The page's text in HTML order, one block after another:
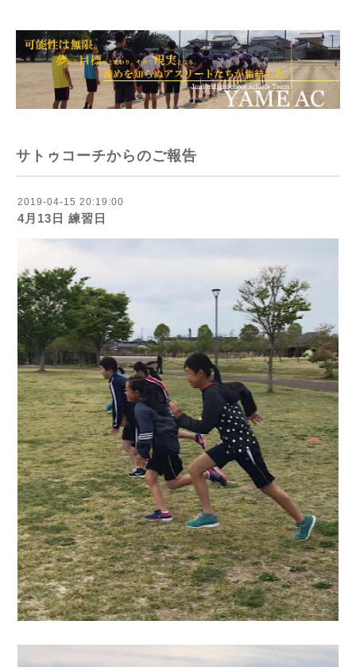
サトゥコーチからのご報告
2019-04-15 20:19:00
4月13日 練習日